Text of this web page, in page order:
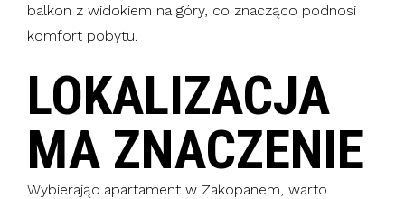
balkon z widokiem na góry, co znacząco podnosi
komfort pobytu.
LOKALIZACJA
MA ZNACZENIE
Wybierając apartament w Zakopanem, warto